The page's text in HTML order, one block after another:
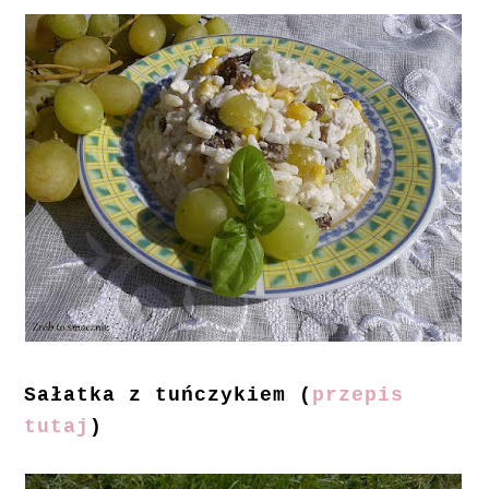
Sałatka z tuńczykiem ( przepis
tutaj )